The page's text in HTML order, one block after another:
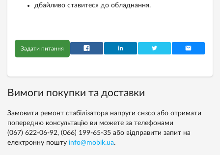
дбайливо ставитеся до обладнання.
Задати питання
Вимоги покупки та доставки
Замовити ремонт стабілізатора напруги снзсо або отримати
попередню консультацію ви можете за телефонами
(067) 622-06-92, (066) 199-65-35 або відправити запит на
електронну пошту info@mobik.ua.